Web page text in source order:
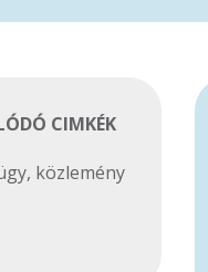
CIMKÉK
, közlemény